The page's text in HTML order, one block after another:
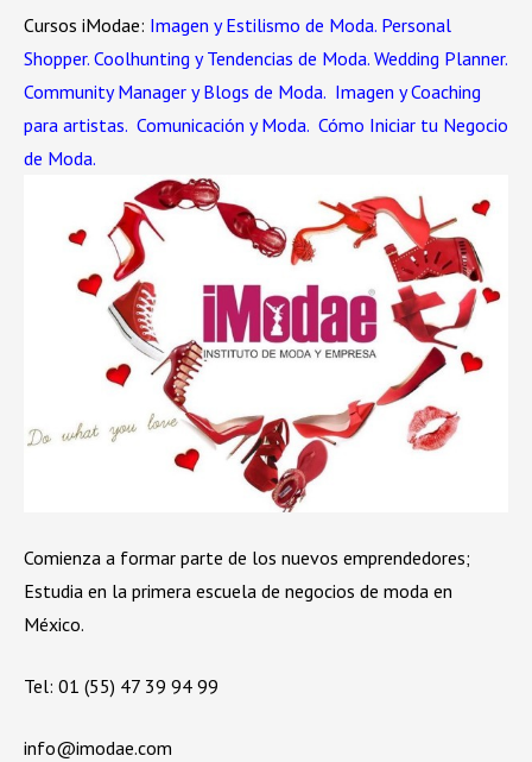
Cursos iModae: Imagen y Estilismo de Moda. Personal
Shopper. Coolhunting y Tendencias de Moda. Wedding Planner.
Community Manager y Blogs de Moda. Imagen y Coaching
para artistas. Comunicación y Moda. Cómo Iniciar tu Negocio
de Moda.
Comienza a formar parte de los nuevos emprendedores;
Estudia en la primera escuela de negocios de moda en
México.
Tel: 01 (55) 47 39 94 99
info@imodae.com